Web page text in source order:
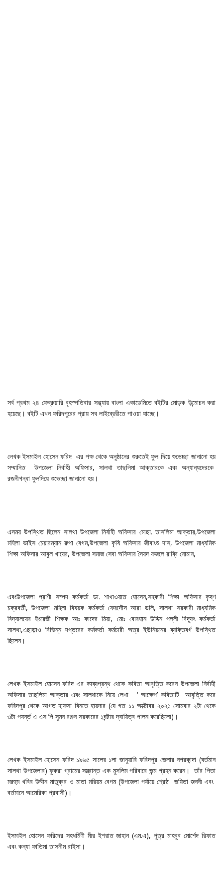
সর্ব প্রথম ২৪ ফেব্রুয়ারি বৃহস্পতিবার সন্ধ্যায় বাংলা একাডেমিতে বইটির মোড়ক উন্মোচন করা
হয়েছে। বইটি এখন ফরিদপুরের প্রায় সব লাইব্রেরীতে পাওয়া যাচ্ছে।
লেখক ইসমাইল হোসেন ফরিদ এর পক্ষ থেকে অনুষ্ঠানের শুরুতেই ফুল দিয়ে শুভেচ্ছা জানানো হয়
সম্মানিত উপজেলা নির্বাহী অফিসার, সালথা তাছলিমা আক্তারকে এবং অন্যান্যদেরকে
রজনীগন্ধা ফুলদিয়ে শুভেচ্ছা জানানো হয়।
এসময় উপস্থিত ছিলেন সালথা উপজেলা নির্বাহী অফিসার মোছা. তাসলিমা আক্তার,উপজেলা
মহিলা ভাইস চেয়ারম্যান রুপা বেগম,উপজেলা কৃষি অফিসার জীবাংশু দাস, উপজেলা মাধ্যমিক
শিক্ষা অফিসার আবুল খায়ের, উপজেলা সমাজ সেবা অফিসার সৈয়দ ফজলে রাব্বি নোমান,
এবংউপজেলা প্রাণী সম্পদ কর্মকর্তা ডা. শাখাওয়াত হোসেন,সহকারী শিক্ষা অফিসার কৃষ্ণ
চক্রবর্তী, উপজেলা মহিলা বিষয়ক কর্মকর্তা ফেরদৌস আরা ডলি, সালথা সরকারী মাধ্যমিক
বিদ্যালয়ের ইংরেজী শিক্ষক আঃ কাদের মিয়া, মোঃ বোরহান উদ্দিন পল্লী বিদ্যূৎ কর্মকর্তা
সালথা,এছাড়াও বিভিন্ন দপ্তরের কর্মকর্তা কর্মচারী অত্র ইউনিয়নের ব্যক্তিবর্গ উপস্থিত
ছিলেন।
লেখক ইসমাইল হোসেন ফরিদ এর কাব্যগ্রন্থ থেকে কবিতা আবৃত্তি করেন উপজেলা নির্বাহী
অফিসার তাছলিমা আক্তার এবং সালথাকে নিয়ে লেখা ‘ আক্ষেপ’ কবিতাটি আবৃত্তি করে
ফরিদপুর থেকে আগত হাফসা বিনতে হায়দার (যে গত ১১ অক্টোবর ২০২১ সোমবার ২টা থেকে
৩টা পযর্ন্ত এ এস পি সুমন রঞ্জন সরকারের ১ঘন্টার দ্বায়িত্ব পালন করেছিলো)।
লেখক ইসমাইল হোসেন ফরিদ ১৯৬৫ সালের ১লা জানুয়ারি ফরিদপুর জেলার নগরকান্দা (বর্তমান
সালথা উপজেলার) ফুকরা গ্রামের সম্ভ্রান্ত এক মুসলিম পরিবারে জন্ম গ্রহন করেন। তাঁর পিতা
মরহুম খবির উদ্দীন মাতুব্বর ও মাতা মরিয়ম বেগম (উপজেলা পর্যায়ে শ্রেষ্ঠ জয়িতা জননী এবং
বর্তমানে আমেরিকা প্রবাসী)।
ইসমাইল হোসেন ফরিদের সহধর্মিণী মীর ইশরাত জাহান (এম.এ), পুত্র মাহবুব মোর্শেদ রিফাত
এবং কন্যা ফাতিমা তাসনীম রাইসা।